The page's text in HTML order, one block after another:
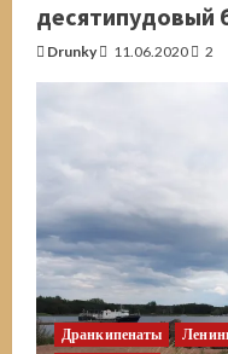
Угре.
область.
десятипудовый
Drunky 11.06.2020 2
Дранкипенаты